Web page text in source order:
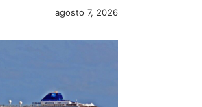
agosto 7, 2026